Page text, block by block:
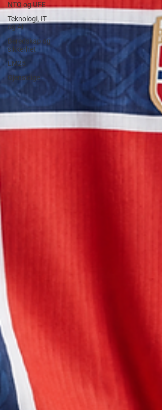
NTO og UFE
Teknologi, IT
og AI
Beredskap og
sikkerhet
LM25
Gjensidige